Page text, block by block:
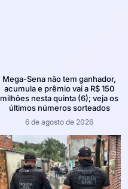
Mega-Sena não tem ganhador,
acumula e prêmio vai a R$ 150
milhões nesta quinta (6); veja os
últimos números sorteados
6 de agosto de 2026